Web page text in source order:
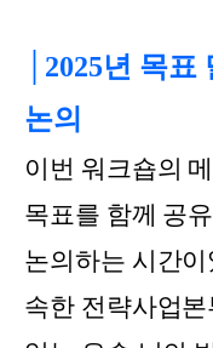
│2025년 목
논의
이번 워크숍의
목표를 함께 공
논의하는 시간
속한 전략사업